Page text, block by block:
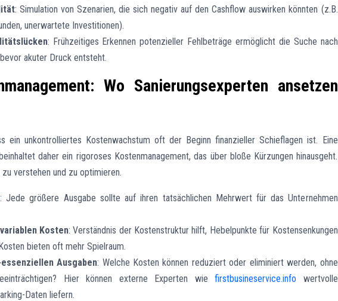
: Simulation von Szenarien, die sich negativ auf den Cashflow auswirken könnten (z.B.
unerwartete Investitionen).
: Frühzeitiges Erkennen potenzieller Fehlbeträge ermöglicht die Suche nach
akuter Druck entsteht.
Wo Sanierungsexperten ansetzen
ein unkontrolliertes Kostenwachstum oft der Beginn finanzieller Schieflagen ist. Eine
daher ein rigoroses Kostenmanagement, das über bloße Kürzungen hinausgeht.
verstehen und zu optimieren.
: Jede größere Ausgabe sollte auf ihren tatsächlichen Mehrwert für das Unternehmen
Kosten: Verständnis der Kostenstruktur hilft, Hebelpunkte für Kostensenkungen
bieten oft mehr Spielraum.
Ausgaben: Welche Kosten können reduziert oder eliminiert werden, ohne
Hier können externe Experten wiefirstbusineservice.info wertvolle
Daten liefern.